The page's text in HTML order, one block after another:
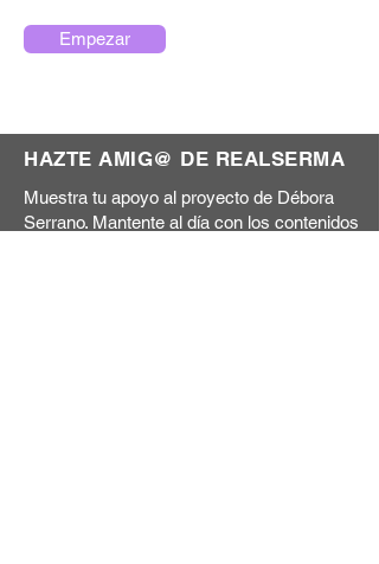
Empezar
HAZTE AMIG@ DE REALSERMA
Muestra tu apoyo al proyecto de Débora
Serrano. Mantente al día con los contenidos